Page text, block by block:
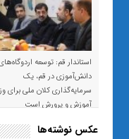
استاندار قم: توسعه
دانش‌آموزی در قم، یک
سرمایه‌گذاری کلان ملی برای
آموزش و پرورش است
عکس نوشته‌ها